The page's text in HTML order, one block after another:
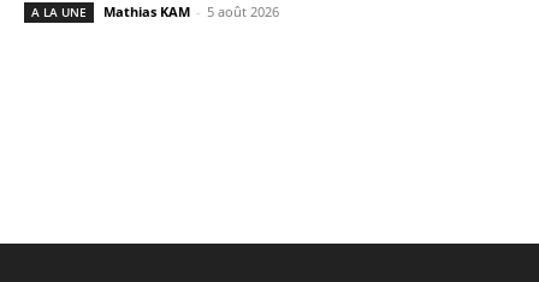
A LA UNE Mathias KAM - 5 août 2026